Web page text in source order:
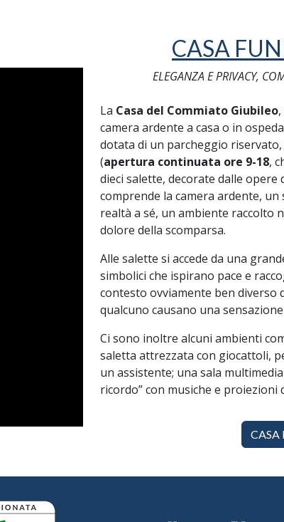
CASA
ELEGANZA E PRIVACY,
La Casa del Commiato Giubileo
camera ardente a casa o in
dotata di un parcheggio
(apertura continuata ore 9-18,
dieci salette, decorate dalle opere
comprende la camera ardente,
realtà a sé, un ambiente raccolto
dolore della scomparsa.
Alle salette si accede da una
simbolici che ispirano pace e
contesto ovviamente ben diverso
qualcuno causano una
Ci sono inoltre alcuni ambienti
saletta attrezzata con giocattoli,
un assistente; una sala
ricordo” con musiche e proiezioni
CASA